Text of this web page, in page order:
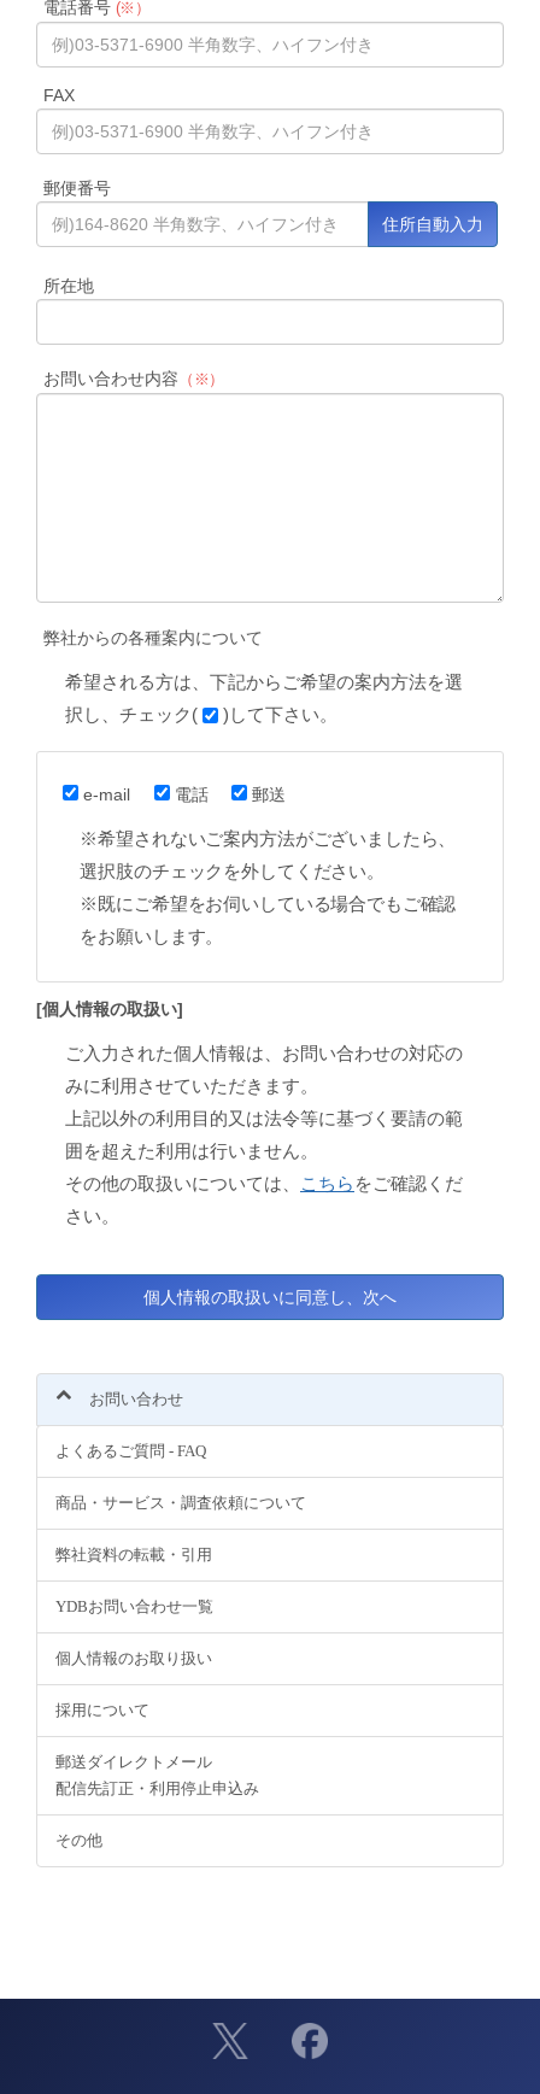
電話番号(※）
FAX
郵便番号
所在地
お問い合わせ内容 （※）
弊社からの各種案内について
希望される方は、下記からご希望の案内方法を選
択し、チェック(
)して下さい。
e-mail 電話 郵送
※希望されないご案内方法がございましたら、
選択肢のチェックを外してください。
※既にご希望をお伺いしている場合でもご確認
をお願いします。
[個人情報の取扱い]
ご入力された個人情報は、お問い合わせの対応の
みに利用させていただきます。
上記以外の利用目的又は法令等に基づく要請の範
囲を超えた利用は行いません。
その他の取扱いについては、
こちら をご確認くだ
さい。
お問い合わせ
よくあるご質問 - FAQ
商品・サービス・調査依頼について
弊社資料の転載・引用
YDBお問い合わせ一覧
個人情報のお取り扱い
採用について
郵送ダイレクトメール
配信先訂正・利用停止申込み
その他